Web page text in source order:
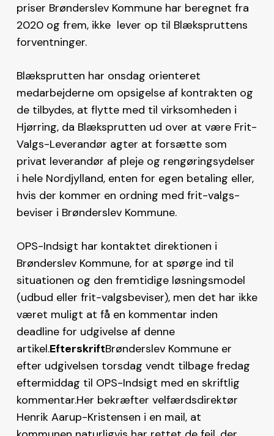
priser Brønderslev Kommune har beregnet fra
2020 og frem, ikke lever op til Blækspruttens
forventninger.
Blæksprutten har onsdag orienteret
medarbejderne om opsigelse af kontrakten og
de tilbydes, at flytte med til virksomheden i
Hjørring, da Blæksprutten ud over at være Frit-
Valgs-Leverandør agter at forsætte som
privat leverandør af pleje og rengøringsydelser
i hele Nordjylland, enten for egen betaling eller,
hvis der kommer en ordning med frit-valgs-
beviser i Brønderslev Kommune.
OPS-Indsigt har kontaktet direktionen i
Brønderslev Kommune, for at spørge ind til
situationen og den fremtidige løsningsmodel
(udbud eller frit-valgsbeviser), men det har ikke
været muligt at få en kommentar inden
deadline for udgivelse af denne
artikel.EfterskriftBrønderslev Kommune er
efter udgivelsen torsdag vendt tilbage fredag
eftermiddag til OPS-Indsigt med en skriftlig
kommentar.Her bekræfter velfærdsdirektør
Henrik Aarup-Kristensen i en mail, at